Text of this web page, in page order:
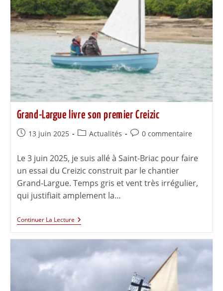
Grand-Largue livre son premier Creizic
13 juin 2025 Actualités 0 commentaire
Le 3 juin 2025, je suis allé à Saint-Briac pour faire
un essai du Creizic construit par le chantier
Grand-Largue. Temps gris et vent très irrégulier,
qui justifiait amplement la…
Continuer La Lecture